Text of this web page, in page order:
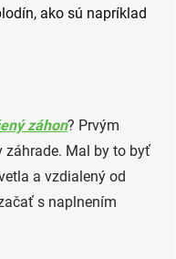
ako sú napríklad
záhon? Prvým
záhrade. Mal by to byť
a vzdialený od
s naplnením